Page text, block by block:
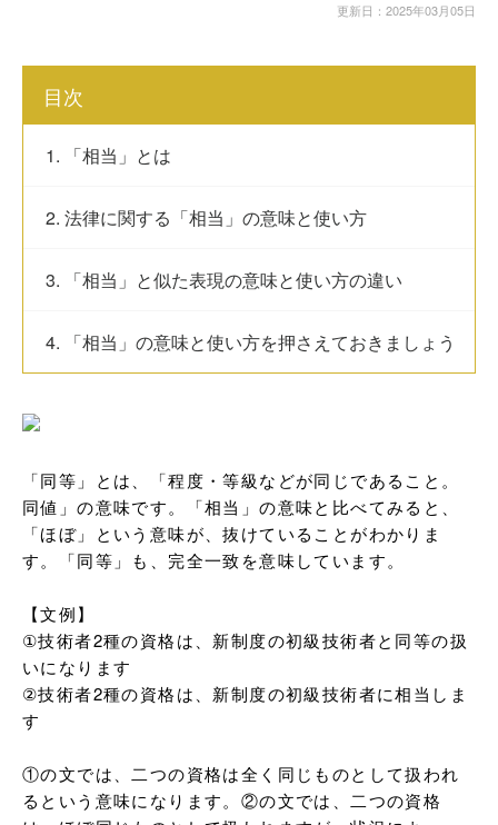
更新日：2025年03月05日
目次
1. 「相当」とは
2. 法律に関する「相当」の意味と使い方
3. 「相当」と似た表現の意味と使い方の違い
4. 「相当」の意味と使い方を押さえておきましょう
「同等」とは、「程度・等級などが同じであること。
同値」の意味です。「相当」の意味と比べてみると、
「ほぼ」という意味が、抜けていることがわかりま
す。「同等」も、完全一致を意味しています。
【文例】
①技術者2種の資格は、新制度の初級技術者と同等の扱
いになります
②技術者2種の資格は、新制度の初級技術者に相当しま
す
①の文では、二つの資格は全く同じものとして扱われ
るという意味になります。②の文では、二つの資格